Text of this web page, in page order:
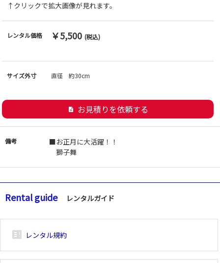
↑クリックで拡大画像が見れます。
レンタル価格 ￥5,500 (税込)
サイズ外寸 直径 約30cm
description お見積りを依頼する
備考
■お正月に大活躍！！
獅子舞
Rental guide レンタルガイド
breaking_news_alt_1 レンタル規約